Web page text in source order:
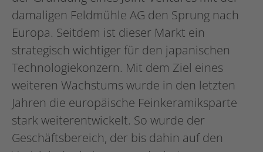
damaligen Feldmühle AG den Sprung nach
Europa. Seitdem ist dieser Markt ein
strategisch wichtiger für den japanischen
Technologiekonzern. Mit dem Ziel eines
weiteren Wachstums wurde in den letzten
Jahren die europäische Feinkeramiksparte
stark weiterentwickelt. So wurde der
Geschäftsbereich, der bis dahin auf den